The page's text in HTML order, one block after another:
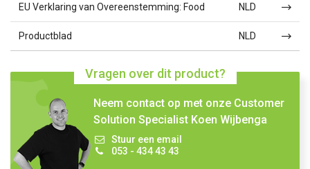
EU Verklaring van Overeenstemming: Food NLD
Productblad NLD
Vragen over dit product?
Neem contact op met onze Customer
Solution Specialist Koen Wijbenga
Stuur een email
053 - 434 43 43